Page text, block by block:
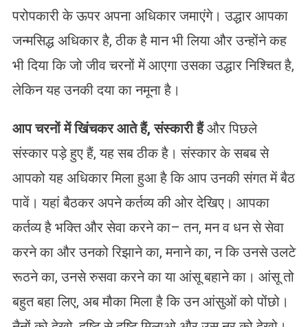
परोपकारी के ऊपर अपना अधिकार जमाएंगे। उद्धार आपका
जन्मसिद्ध अधिकार है, ठीक है मान भी लिया और उन्होंने कह
भी दिया कि जो जीव चरनों में आएगा उसका उद्धार निश्चित है,
लेकिन यह उनकी दया का नमूना है।
आप चरनों में खिंचकर आते हैं, संस्कारी हैंऔर पिछले
संस्कार पड़े हुए हैं, यह सब ठीक है। संस्कार के सबब से
आपको यह अधिकार मिला हुआ है कि आप उनकी संगत में बैठ
पावें। यहां बैठकर अपने कर्तव्य की ओर देखिए। आपका
कर्तव्य है भक्ति और सेवा करने का– तन, मन व धन से सेवा
करने का और उनको रिझाने का, मनाने का, न कि उनसे उलटे
रूठने का, उनसे रुसवा करने का या आंसू बहाने का। आंसू तो
बहुत बहा लिए, अब मौका मिला है कि उन आंसुओं को पोंछो।